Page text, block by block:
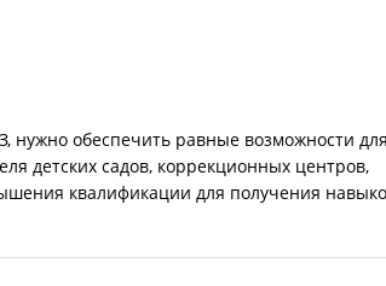
нужно обеспечить равные возможности
детских садов, коррекционных центров,
квалификации для получения